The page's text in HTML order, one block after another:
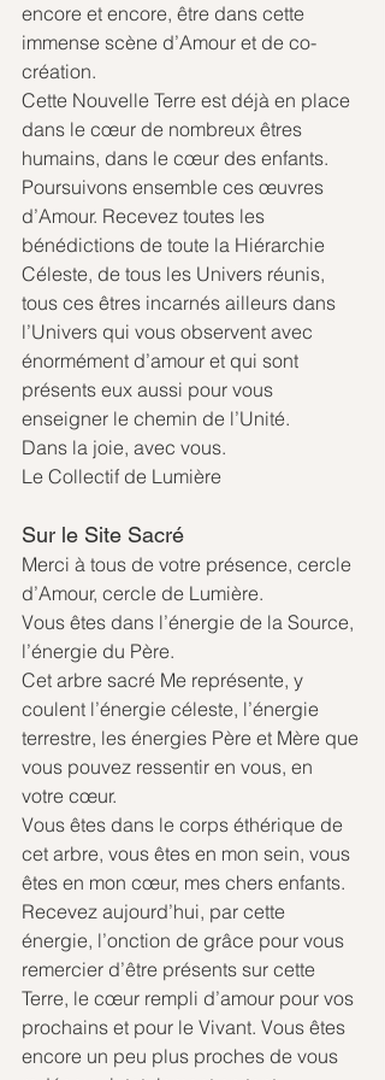
encore et encore, être dans cette
immense scène d’Amour et de co-
création.
Cette Nouvelle Terre est déjà en place
dans le cœur de nombreux êtres
humains, dans le cœur des enfants.
Poursuivons ensemble ces œuvres
d’Amour. Recevez toutes les
bénédictions de toute la Hiérarchie
Céleste, de tous les Univers réunis,
tous ces êtres incarnés ailleurs dans
l’Univers qui vous observent avec
énormément d’amour et qui sont
présents eux aussi pour vous
enseigner le chemin de l’Unité.
Dans la joie, avec vous.
Le Collectif de Lumière
Sur le Site Sacré
Merci à tous de votre présence, cercle
d’Amour, cercle de Lumière.
Vous êtes dans l’énergie de la Source,
l’énergie du Père.
Cet arbre sacré Me représente, y
coulent l’énergie céleste, l’énergie
terrestre, les énergies Père et Mère que
vous pouvez ressentir en vous, en
votre cœur.
Vous êtes dans le corps éthérique de
cet arbre, vous êtes en mon sein, vous
êtes en mon cœur, mes chers enfants.
Recevez aujourd’hui, par cette
énergie, l’onction de grâce pour vous
remercier d’être présents sur cette
Terre, le cœur rempli d’amour pour vos
prochains et pour le Vivant. Vous êtes
encore un peu plus proches de vous